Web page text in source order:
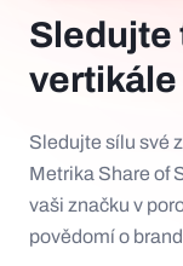
Share of
Poptávka
Sledujte
vertikále
Sledujte sílu své
Metrika Share of
vaši značku v
povědomí o